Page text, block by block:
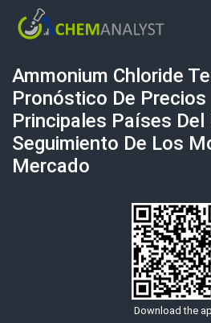
Ammonium Chloride
Pronóstico De Precios
Principales Países Del
Seguimiento De Los
Mercado
Download the